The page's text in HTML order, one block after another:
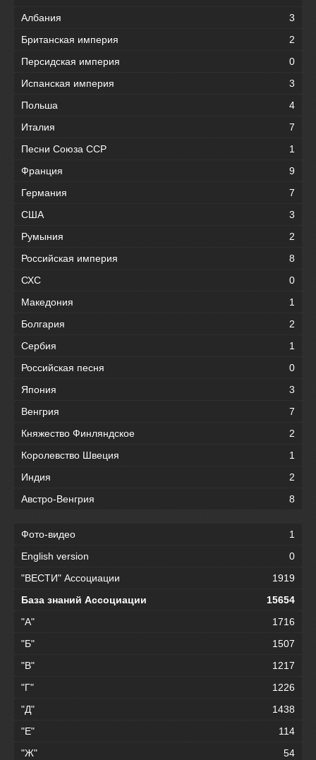
Албания
3
Британская империя
2
Персидская империя
0
Испанская империя
3
Польша
4
Италия
7
Песни Союза ССР
1
Франция
9
Германия
7
США
3
Румыния
2
Российская империя
8
СХС
0
Македония
1
Болгария
2
Сербия
1
Российская песня
0
Япония
3
Венгрия
7
Княжество Финляндское
2
Королевство Швеция
1
Индия
2
Австро-Венгрия
8
Фото-видео
1
English version
0
"ВЕСТИ" Ассоциации
1919
База знаний Ассоциации
15654
"А"
1716
"Б"
1507
"В"
1217
"Г"
1226
"Д"
1438
"Е"
114
"Ж"
54